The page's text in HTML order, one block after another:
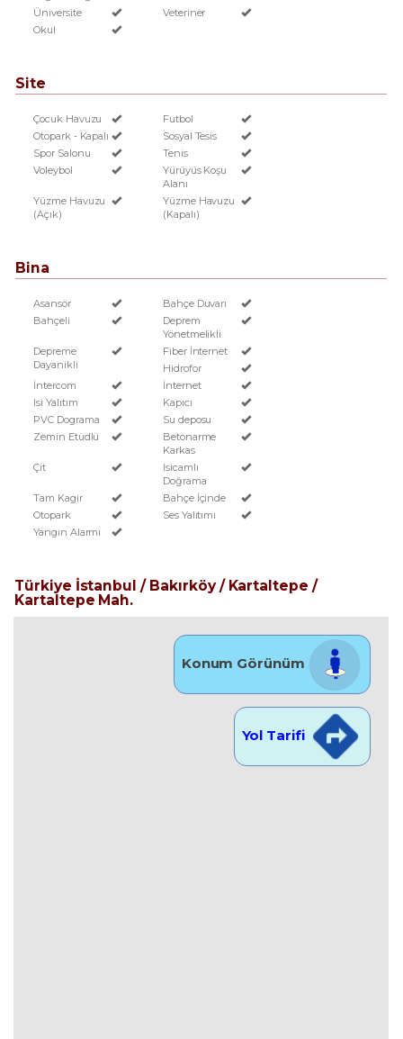
Üniversite
Veteriner
Okul
Site
Çocuk Havuzu
Futbol
Otopark - Kapalı
Sosyal Tesis
Spor Salonu
Tenis
Voleybol
Yürüyüs Koşu
Alanı
Yüzme Havuzu
(Açık)
Yüzme Havuzu
(Kapalı)
Bina
Asansör
Bahçe Duvarı
Bahçeli
Deprem
Yönetmelikli
Depreme
Dayanikli
Fiber İnternet
Hidrofor
İntercom
İnternet
Isı Yalıtım
Kapıcı
PVC Dograma
Su deposu
Zemin Etüdlü
Betonarme
Karkas
Çit
Isıcamlı
Doğrama
Tam Kagir
Bahçe İçinde
Otopark
Ses Yalıtımı
Yangın Alarmı
Türkiye İstanbul / Bakırköy/ Kartaltepe /
Kartaltepe Mah.
Konum Görünüm
Yol Tarifi